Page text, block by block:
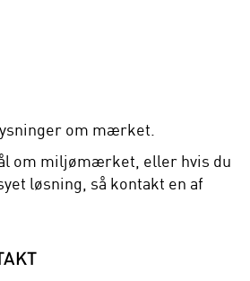
om mærket.
om miljømærket, eller hvis du
løsning, så kontakt en af